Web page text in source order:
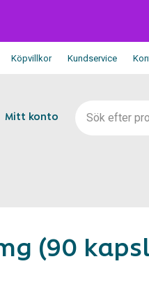
Köpvillkor Kundservice
Mitt konto
(90